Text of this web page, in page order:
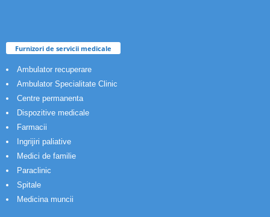
Furnizori de servicii medicale
Ambulator recuperare
Ambulator Specialitate Clinic
Centre permanenta
Dispozitive medicale
Farmacii
Ingrijiri paliative
Medici de familie
Paraclinic
Spitale
Medicina muncii